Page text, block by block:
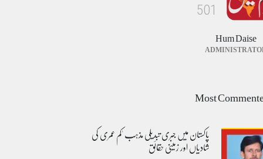
1
0
5
Hum Daise
Most
پاکستان میں جبری تبدیلی مذہب 'کم عمری کی
شادیاں اور زمینی حقائق